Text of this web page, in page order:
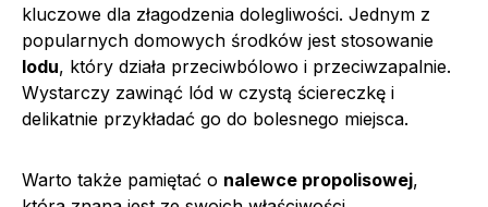
kluczowe dla złagodzenia dolegliwości. Jednym z
popularnych domowych środków jest stosowanie
lodu, który działa przeciwbólowo i przeciwzapalnie.
Wystarczy zawinąć lód w czystą ściereczkę i
delikatnie przykładać go do bolesnego miejsca.
Warto także pamiętać o nalewce propolisowej,